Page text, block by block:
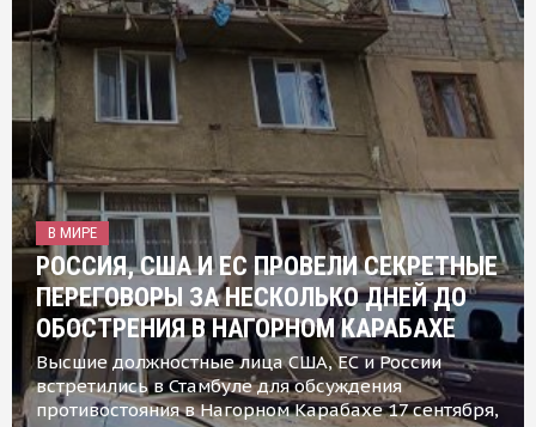
В МИРЕ
РОССИЯ, США И ЕС ПРОВЕЛИ СЕКРЕТНЫЕ
ПЕРЕГОВОРЫ ЗА НЕСКОЛЬКО ДНЕЙ ДО
ОБОСТРЕНИЯ В НАГОРНОМ КАРАБАХЕ
Высшие должностные лица США, ЕС и России
встретились в Стамбуле для обсуждения
противостояния в Нагорном Карабахе 17 сентября,